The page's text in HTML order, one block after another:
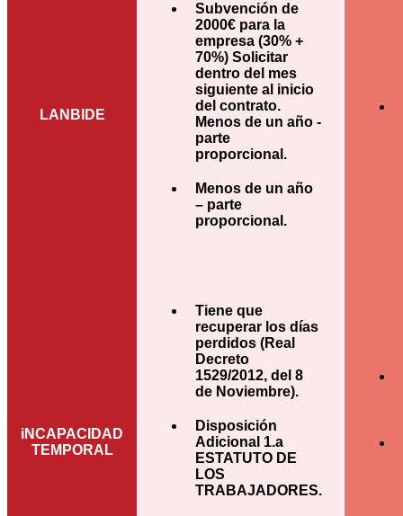
LANBIDE
Subvención de
2000€ para la
empresa (30% +
70%) Solicitar
dentro del mes
siguiente al inicio
del contrato.
Menos de un año -
parte
proporcional.
Menos de un año
– parte
proporcional.
iNCAPACIDAD
TEMPORAL
Tiene que
recuperar los días
perdidos (Real
Decreto
1529/2012, del 8
de Noviembre).
Disposición
Adicional 1.a
ESTATUTO DE
LOS
TRABAJADORES.